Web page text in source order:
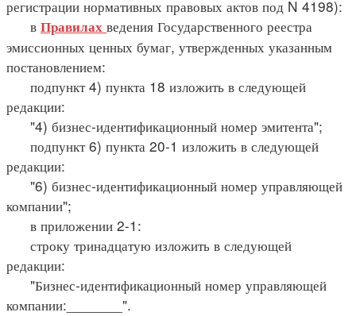
регистрации нормативных правовых актов под N 4198):
в Правилах ведения Государственного реестра
эмиссионных ценных бумаг, утвержденных указанным
постановлением:
подпункт 4) пункта 18 изложить в следующей
редакции:
"4) бизнес-идентификационный номер эмитента";
подпункт 6) пункта 20-1 изложить в следующей
редакции:
"6) бизнес-идентификационный номер управляющей
компании";
в приложении 2-1:
строку тринадцатую изложить в следующей
редакции:
"Бизнес-идентификационный номер управляющей
компании:_______".